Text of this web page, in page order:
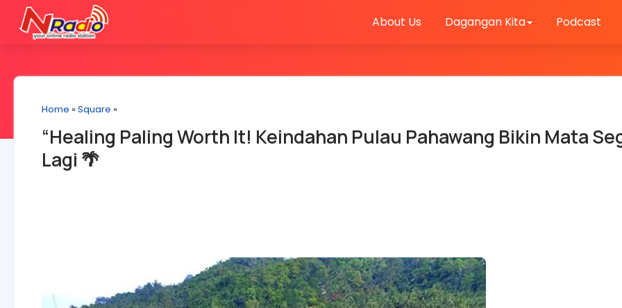
About Us Dagangan Kita Podcast
Home »Square »
“Healing Paling Worth It! Keindahan Pulau Pahawang Bikin Mata
Lagi 🌴